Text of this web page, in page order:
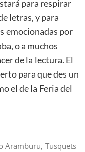
para respirar
letras, y para
emocionadas por
o a muchos
de la lectura. El
para que des un
el de la Feria del
Aramburu, Tusquets